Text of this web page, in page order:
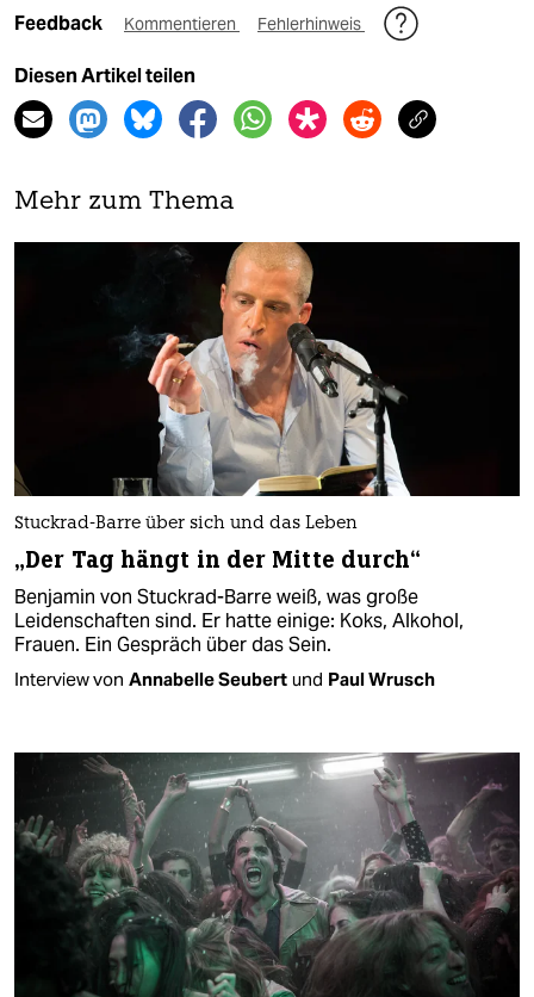
Feedback Kommentieren Fehlerhinweis
Diesen Artikel teilen
Mehr zum Thema
Stuckrad-Barre über sich und das Leben
„Der Tag hängt in der Mitte durch“
Benjamin von Stuckrad-Barre weiß, was große
Leidenschaften sind. Er hatte einige: Koks, Alkohol,
Frauen. Ein Gespräch über das Sein.
Interview von Annabelle Seubert und Paul Wrusch